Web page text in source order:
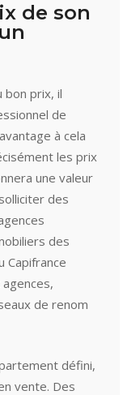
de son
bon prix, il
de
à cela
les prix
une valeur
des
des
Capifrance
de renom
défini,
vente. Des